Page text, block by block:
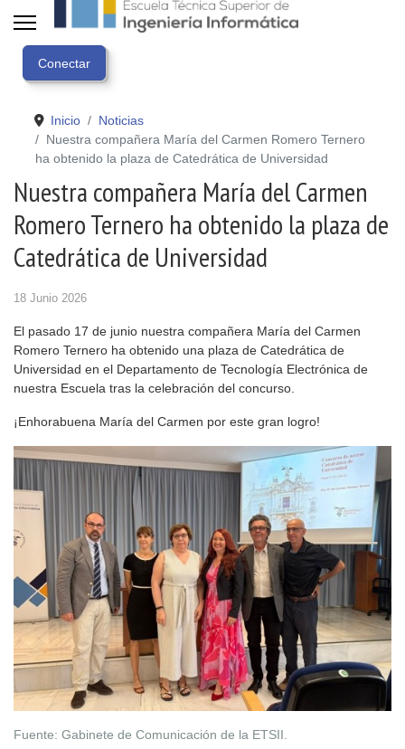
Inicio
Noticias
Nuestra compañera María del Carmen Romero Ternero
ha obtenido la plaza de Catedrática de Universidad
Nuestra compañera María del Carmen
Romero Ternero ha obtenido la plaza de
Catedrática de Universidad
18 Junio 2026
El pasado 17 de junio nuestra compañera María del Carmen
Romero Ternero ha obtenido una plaza de Catedrática de
Universidad en el Departamento de Tecnología Electrónica de
nuestra Escuela tras la celebración del concurso.
¡Enhorabuena María del Carmen por este gran logro!
Fuente: Gabinete de Comunicación de la ETSII.